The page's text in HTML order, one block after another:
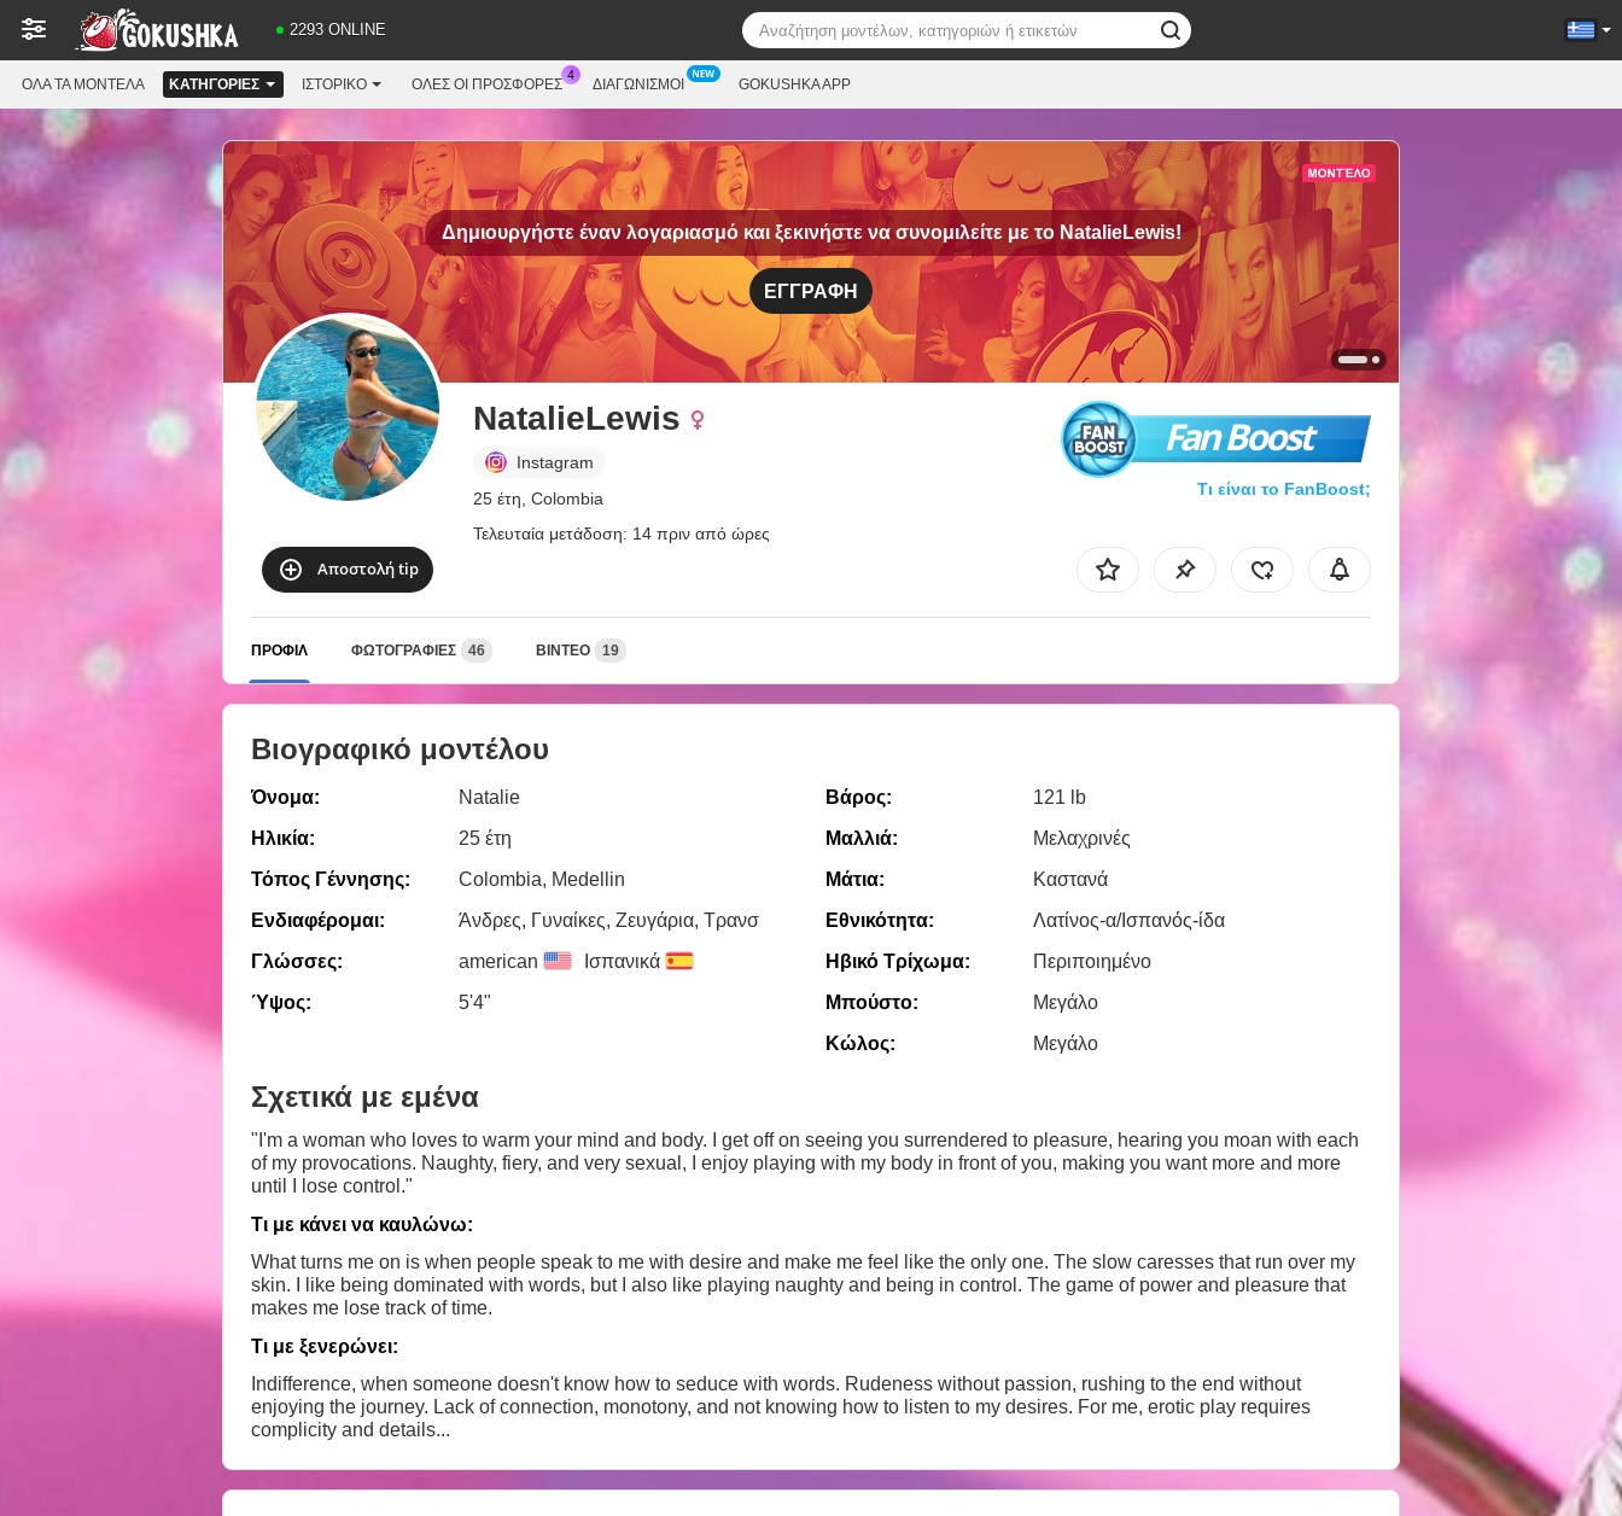
2293 ONLINE
ΌΛΑ ΤΑ ΜΟΝΤΈΛΑ ΚΑΤΗΓΟΡΊΕΣ ΙΣΤΟΡΙΚΌ ΟΛΕΣ ΟΙ ΠΡΟΣΦΟΡΕΣ ΔΙΑΓΩΝΙΣΜΟΊ GOKUSHKA APP
Δημιουργήστε έναν λογαριασμό και ξεκινήστε να συνομιλείτε με το NatalieLewis!
ΕΓΓΡΑΦΉ
NatalieLewis
Instagram
25 έτη, Colombia
Τελευταία μετάδοση: 14 πριν από ώρες
Fan Boost
Τι είναι το FanBoost;
Αποστολή tip
ΠΡΟΦΊΛ ΦΩΤΟΓΡΑΦΊΕΣ 46 ΒΊΝΤΕΟ 19
Βιογραφικό μοντέλου
Όνομα:
Natalie
Ηλικία:
25 έτη
Τόπος Γέννησης:
Colombia, Medellin
Ενδιαφέρομαι:
Άνδρες, Γυναίκες, Zευγάρια, Τρανσ
Γλώσσες:
american Ισπανικά
Ύψος: 5'4"
Βάρος:
121 lb
Μαλλιά:
Μελαχρινές
Μάτια:
Καστανά
Εθνικότητα:
Λατίνος-α/Ισπανός-ίδα
Ηβικό Τρίχωμα:
Περιποιημένο
Μπούστο:
Μεγάλο
Κώλος:
Μεγάλο
Σχετικά με εμένα
"I'm a woman who loves to warm your mind and body. I get off on seeing you surrendered to pleasure, hearing you moan with each
of my provocations. Naughty, fiery, and very sexual, I enjoy playing with my body in front of you, making you want more and more
until I lose control."
Τι με κάνει να καυλώνω:
What turns me on is when people speak to me with desire and make me feel like the only one. The slow caresses that run over my
skin. I like being dominated with words, but I also like playing naughty and being in control. The game of power and pleasure that
makes me lose track of time.
Τι με ξενερώνει:
Indifference, when someone doesn't know how to seduce with words. Rudeness without passion, rushing to the end without
enjoying the journey. Lack of connection, monotony, and not knowing how to listen to my desires. For me, erotic play requires
complicity and details...